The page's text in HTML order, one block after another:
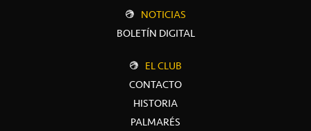
NOTICIAS
BOLETÍN DIGITAL
EL CLUB
CONTACTO
HISTORIA
PALMARÉS